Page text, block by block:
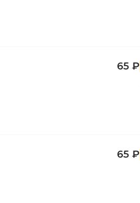
65 ₽
65 ₽